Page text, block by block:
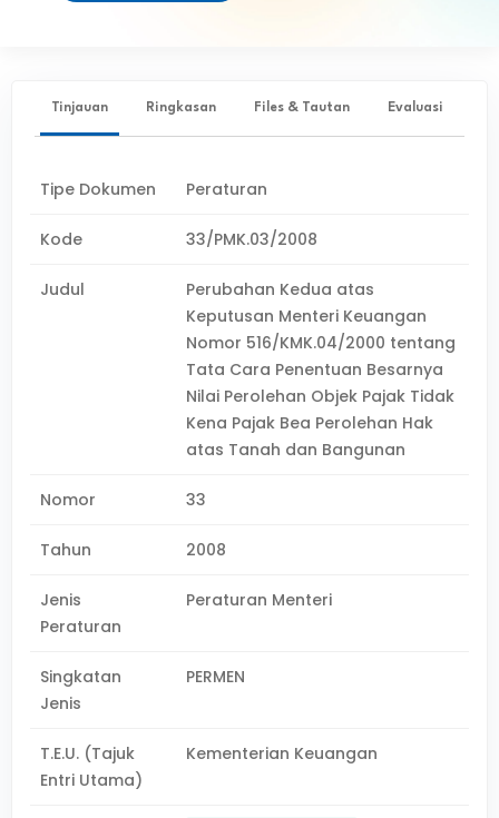
Tinjauan Ringkasan Files & Tautan Evaluasi
Tipe Dokumen Peraturan
Kode 33/PMK.03/2008
Judul
Perubahan Kedua atas
Keputusan Menteri Keuangan
Nomor 516/KMK.04/2000 tentang
Tata Cara Penentuan Besarnya
Nilai Perolehan Objek Pajak Tidak
Kena Pajak Bea Perolehan Hak
atas Tanah dan Bangunan
Nomor 33
Tahun 2008
Jenis
Peraturan
Peraturan Menteri
Singkatan
Jenis
PERMEN
T.E.U. (Tajuk
Entri Utama)
Kementerian Keuangan